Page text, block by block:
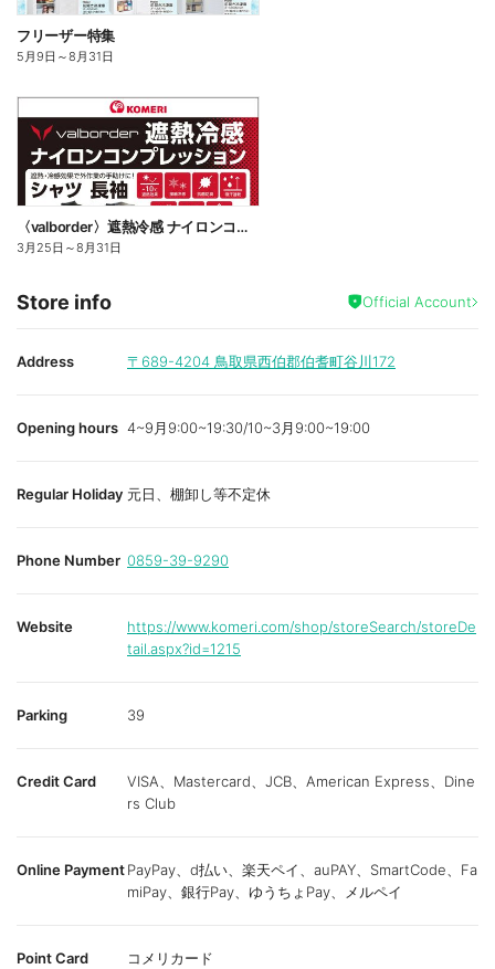
フリーザー特集
5月9日 ～8月31日
〈valborder〉遮熱冷感 ナイロンコンプレッション
3月25日 ～8月31日
Store info Official Account
Address 〒689-4204 鳥取県西伯郡伯耆町谷川172
Opening hours 4~9月9:00~19:30/10~3月9:00~19:00
Regular Holiday 元日、棚卸し等不定休
Phone Number 0859-39-9290
Website
https://www.komeri.com/shop/storeSearch/storeDe
tail.aspx?id=1215
Parking 39
Credit Card
VISA、Mastercard、JCB、American Express、Dine
rs Club
Online PaymentPayPay、d払い、楽天ペイ、auPAY、SmartCode、Fa
miPay、銀行Pay、ゆうちょPay、メルペイ
Point Card
コメリカード